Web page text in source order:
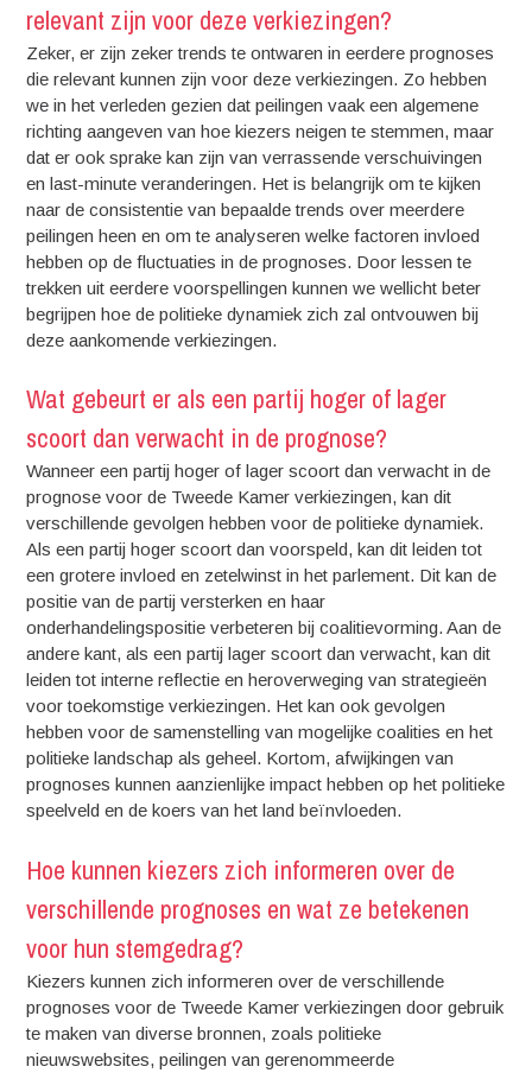
relevant zijn voor deze verkiezingen?
Zeker, er zijn zeker trends te ontwaren in eerdere prognoses
die relevant kunnen zijn voor deze verkiezingen. Zo hebben
we in het verleden gezien dat peilingen vaak een algemene
richting aangeven van hoe kiezers neigen te stemmen, maar
dat er ook sprake kan zijn van verrassende verschuivingen
en last-minute veranderingen. Het is belangrijk om te kijken
naar de consistentie van bepaalde trends over meerdere
peilingen heen en om te analyseren welke factoren invloed
hebben op de fluctuaties in de prognoses. Door lessen te
trekken uit eerdere voorspellingen kunnen we wellicht beter
begrijpen hoe de politieke dynamiek zich zal ontvouwen bij
deze aankomende verkiezingen.
Wat gebeurt er als een partij hoger of lager
scoort dan verwacht in de prognose?
Wanneer een partij hoger of lager scoort dan verwacht in de
prognose voor de Tweede Kamer verkiezingen, kan dit
verschillende gevolgen hebben voor de politieke dynamiek.
Als een partij hoger scoort dan voorspeld, kan dit leiden tot
een grotere invloed en zetelwinst in het parlement. Dit kan de
positie van de partij versterken en haar
onderhandelingspositie verbeteren bij coalitievorming. Aan de
andere kant, als een partij lager scoort dan verwacht, kan dit
leiden tot interne reflectie en heroverweging van strategieën
voor toekomstige verkiezingen. Het kan ook gevolgen
hebben voor de samenstelling van mogelijke coalities en het
politieke landschap als geheel. Kortom, afwijkingen van
prognoses kunnen aanzienlijke impact hebben op het politieke
speelveld en de koers van het land beïnvloeden.
Hoe kunnen kiezers zich informeren over de
verschillende prognoses en wat ze betekenen
voor hun stemgedrag?
Kiezers kunnen zich informeren over de verschillende
prognoses voor de Tweede Kamer verkiezingen door gebruik
te maken van diverse bronnen, zoals politieke
nieuwswebsites, peilingen van gerenommeerde